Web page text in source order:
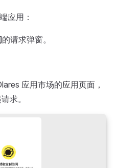
应用：
的请求弹窗。
应用市场的应用页面，
求。